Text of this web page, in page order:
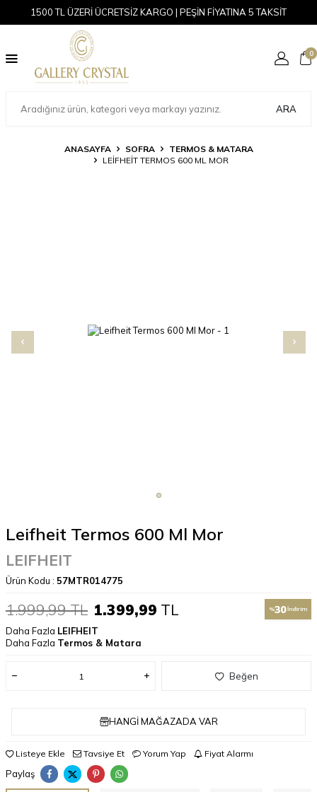
1500 TL ÜZERİ ÜCRETSİZ KARGO | PEŞİN FİYATINA 5 TAKSİT
ARA
0
ANASAYFA SOFRA
TERMOS & MATARA
LEIFHEIT TERMOS 600 ML MOR
Leifheit Termos 600 Ml Mor
LEIFHEIT
Ürün Kodu : 57MTR014775
1.999,99TL 1.399,99 TL %30İndirim
Daha Fazla LEIFHEIT
Daha Fazla Termos & Matara
Beğen
HANGI MAĞAZADA VAR
Listeye Ekle Tavsiye Et Yorum Yap Fiyat Alarmı
Paylaş